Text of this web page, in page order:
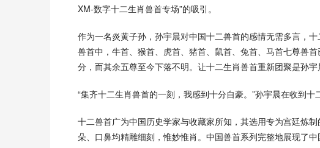
XM-数字十二生肖兽首专场”的吸引。
作为一名炎黄子孙，孙宇晨对中国十二兽首的感情无需多言，
兽首中，牛首、猴首、虎首、猪首、鼠首、兔首、马首七尊兽
分，而其余五尊至今下落不明。让十二生肖兽首重新团聚是孙宇
“集齐十二生肖兽首的一刻，我感到十分自豪。”孙宇晨在收到
十二兽首广为中国历史学家与收藏家所知，其选用专为宫廷炼
朵、口鼻均精雕细刻，惟妙惟肖。中国兽首系列完整地展现了